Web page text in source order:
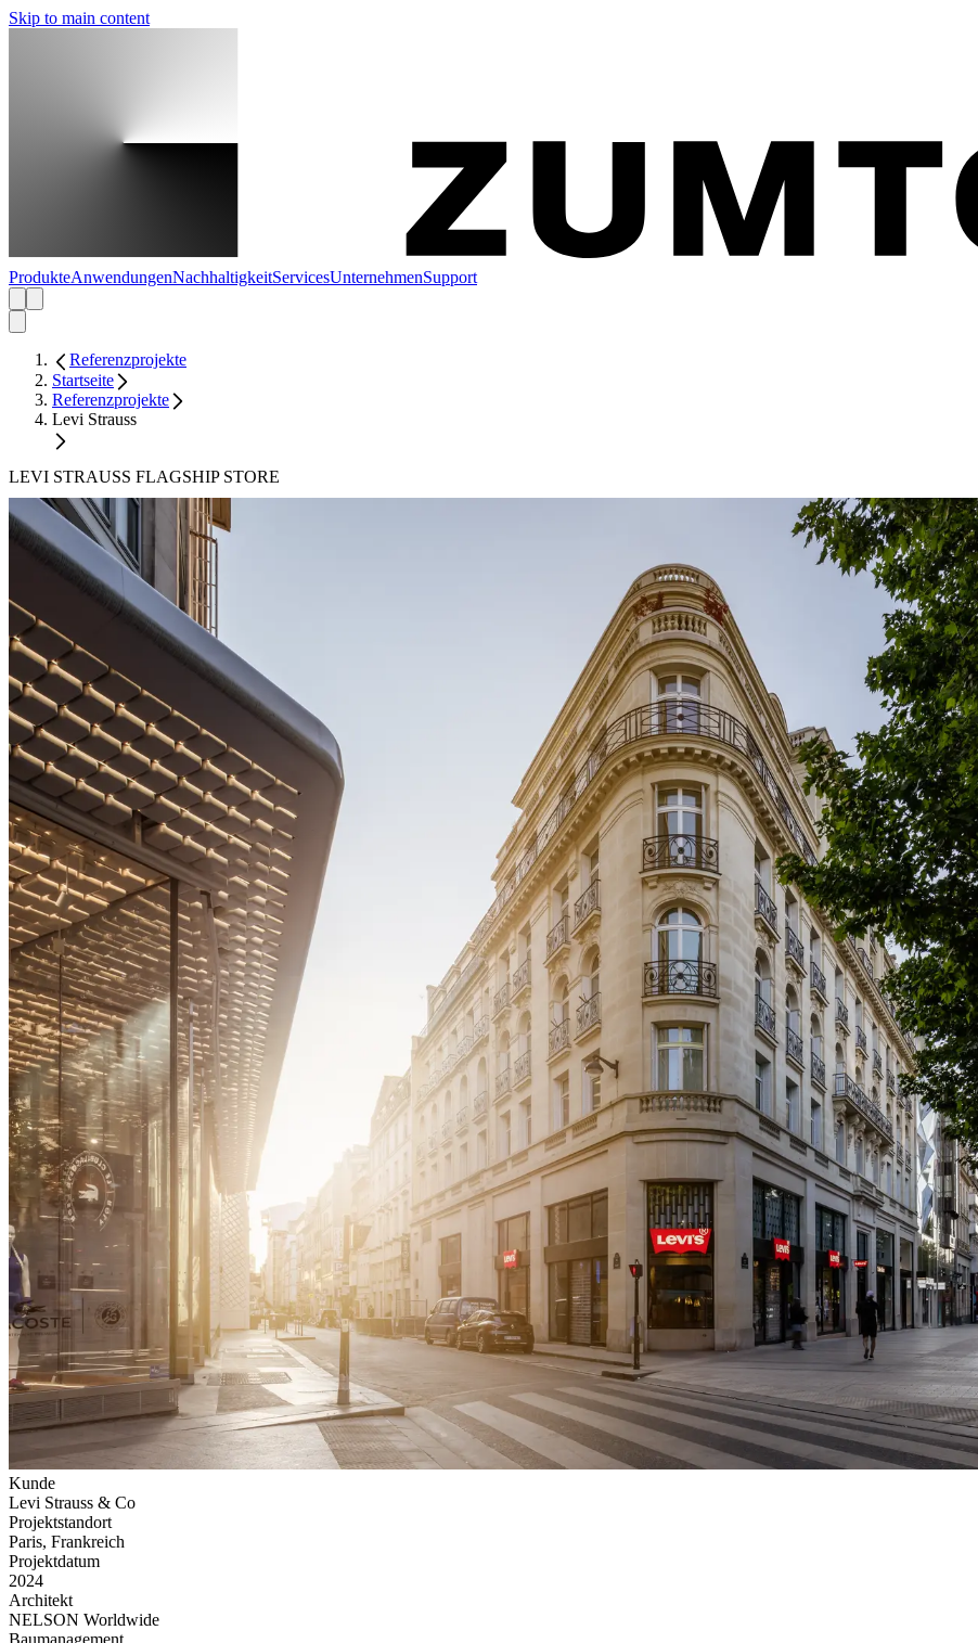
Skip to main content
ProdukteAnwendungenNachhaltigkeitServicesUnternehmenSupport
Referenzprojekte
Startseite
Referenzprojekte
Levi Strauss
LEVI STRAUSS FLAGSHIP STORE
Kunde
Levi Strauss & Co
Projektstandort
Paris, Frankreich
Projektdatum
2024
Architekt
NELSON Worldwide